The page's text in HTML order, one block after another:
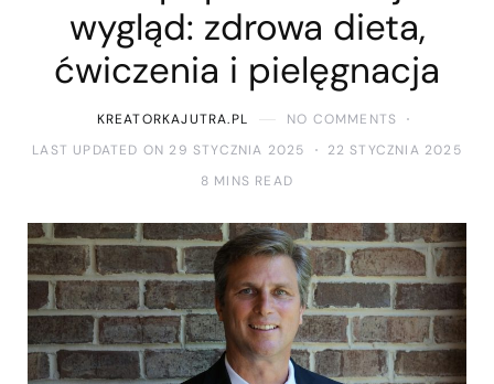
wygląd: zdrowa dieta,
ćwiczenia i pielęgnacja
KREATORKAJUTRA.PL
NO COMMENTS
LAST UPDATED ON 29 STYCZNIA 2025
22 STYCZNIA 2025
8 MINS READ